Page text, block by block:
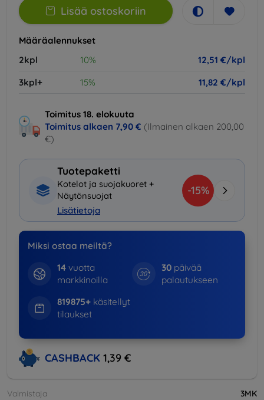
Lisää ostoskoriin
Määräalennukset
2kpl
10%
12,51 €/kpl
3kpl+
15% 11,82 €/kpl
Toimitus 18. elokuuta
Toimitus alkaen 7,90 € (Ilmainen alkaen 200,00
€)
Tuotepaketti
Kotelot ja suojakuoret +
Näytönsuojat
Lisätietoja
-15%
Miksi ostaa meiltä?
14vuotta
markkinoilla
30 päivää
palautukseen
819875+käsitellyt
tilaukset
CASHBACK 1,39 €
Valmistaja
3MK